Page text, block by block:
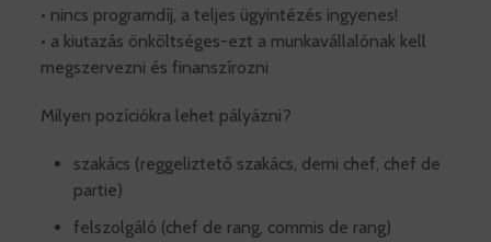
• nincs programdíj, a teljes ügyintézés ingyenes!
• a kiutazás önköltséges-ezt a munkavállalónak kell
megszervezni és finanszírozni
Milyen pozíciókra lehet pályázni?
szakács (reggeliztető szakács, demi chef, chef de
partie)
felszolgáló (chef de rang, commis de rang)